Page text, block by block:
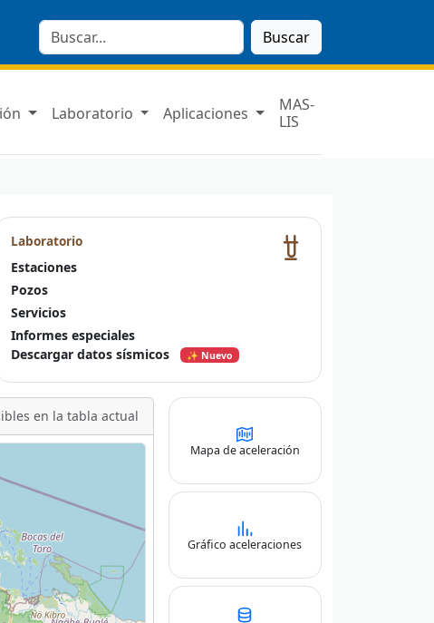
Buscar
Laboratorio Aplicaciones
MAS-
LIS
Laboratorio
Estaciones
Pozos
Servicios
Informes especiales
Descargar datos sísmicos
✨ Nuevo
en la tabla actual
Mapa de aceleración
Gráfico aceleraciones